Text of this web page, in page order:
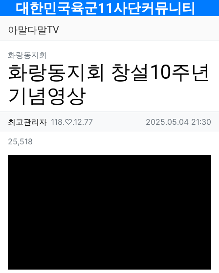
메뉴
대한민국육군11사단커뮤니티
아말다말TV
화랑동지회
화랑동지회 창설10주년
기념영상
작성자 정보
최고관리자작성
118.♡.12.77아이피 작성일
2025.05.04 21:30
컨텐츠 정보
25,518